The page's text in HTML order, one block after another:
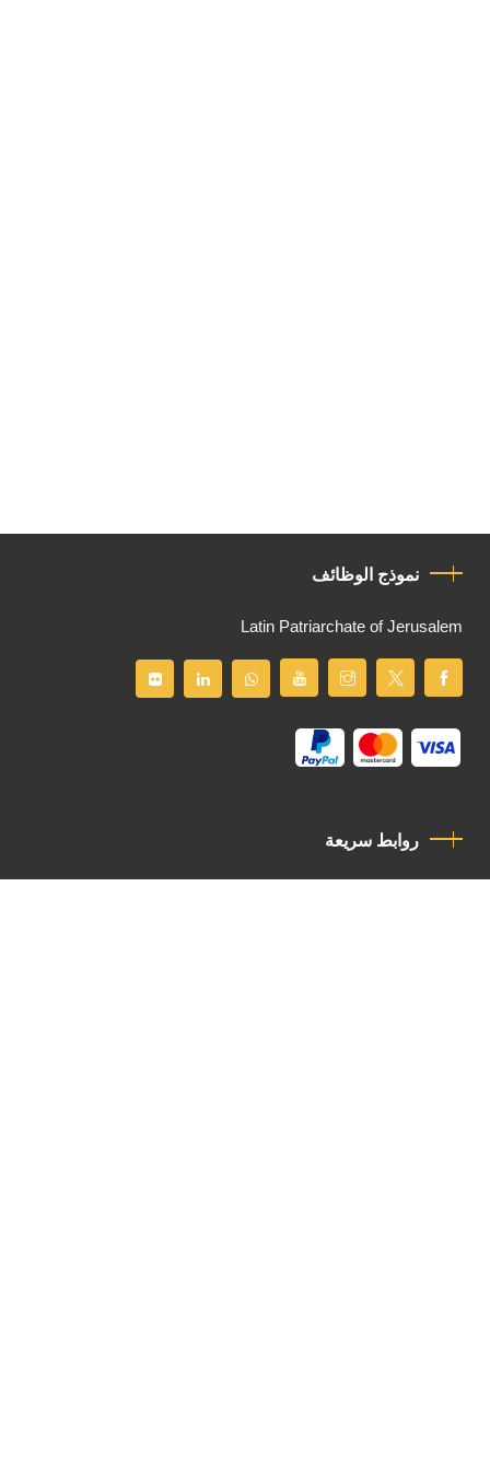
نموذج الوظائف
Latin Patriarchate of Jerusalem
روابط سريعة